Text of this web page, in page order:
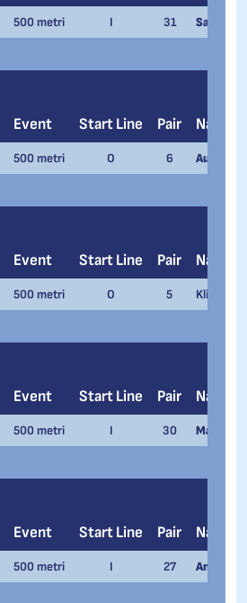
500 metri I 31 Saimon
Event Start Line Pair Name
500 metri O 6 Aurora
Event Start Line Pair Name
500 metri O 5 Klink
Event Start Line Pair Name
500 metri I 30 Matteo
Event Start Line Pair Name
500 metri I 27 Andrea